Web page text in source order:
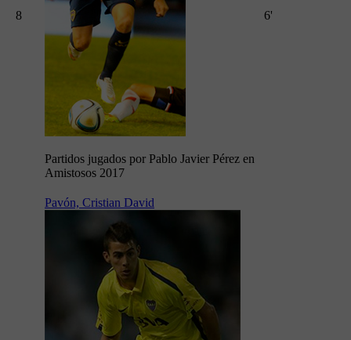
8
Partidos jugados por Pablo Javier Pérez en
Amistosos 2017
6'
Pavón, Cristian David